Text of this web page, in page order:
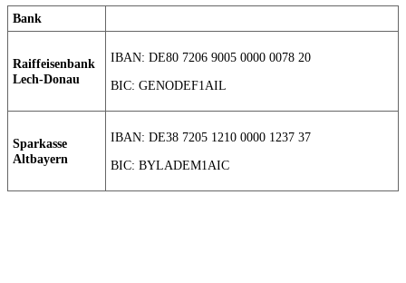
Bank
Raiffeisenbank
Lech-Donau
IBAN: DE80 7206 9005 0000 0078 20
BIC: GENODEF1AIL
Sparkasse
Altbayern
IBAN: DE38 7205 1210 0000 1237 37
BIC: BYLADEM1AIC